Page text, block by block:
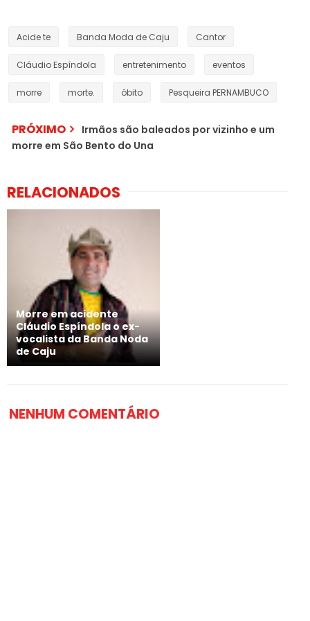
Acide te Banda Moda de Caju Cantor
Cláudio Espíndola entretenimento eventos
morre morte. óbito Pesqueira PERNAMBUCO
PRÓXIMO
Irmãos são baleados por vizinho e um
morre em São Bento do Una
RELACIONADOS
Morre em acidente
Cláudio Espíndola o ex-
vocalista da Banda Noda
de Caju
NENHUM COMENTÁRIO